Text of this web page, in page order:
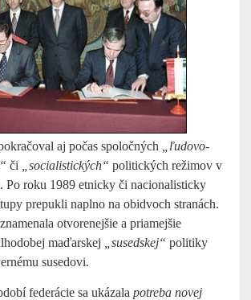
aj počas spoločných
„ľudovo-
či „socialistických“ politických režimov v
Po roku 1989 etnicky či nacionalisticky
prepukli naplno na obidvoch stranách.
znamenala otvorenejšie a priamejšie
maďarskej
„susedskej“ politiky
susedovi.
federácie sa ukázala potreba novej